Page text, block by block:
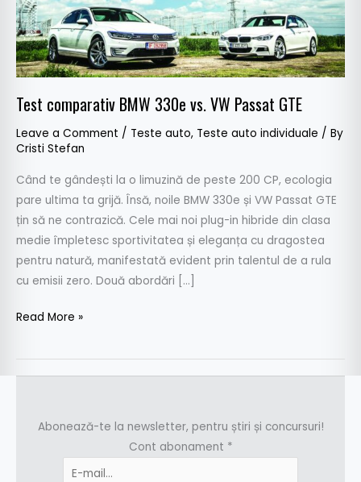
Test comparativ BMW 330e vs. VW Passat GTE
Leave a Comment / Teste auto, Teste auto individuale / By
Cristi Stefan
Când te gândești la o limuzină de peste 200 CP, ecologia
pare ultima ta grijă. Însă, noile BMW 330e și VW Passat GTE
țin să ne contrazică. Cele mai noi plug-in hibride din clasa
medie împletesc sportivitatea și eleganța cu dragostea
pentru natură, manifestată evident prin talentul de a rula
cu emisii zero. Două abordări […]
GTE
Read More »
Abonează-te la newsletter, pentru știri și concursuri!
Cont abonament *